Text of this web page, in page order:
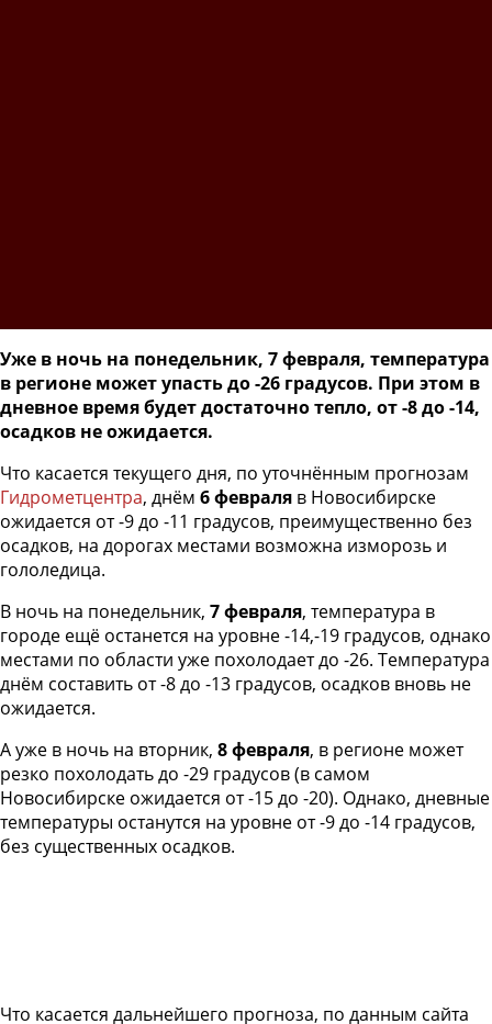
Уже в ночь на понедельник, 7 февраля, температура
в регионе может упасть до -26 градусов. При этом в
дневное время будет достаточно тепло, от -8 до -14,
осадков не ожидается.
Что касается текущего дня, по уточнённым прогнозам
Гидрометцентра, днём 6 февраля в Новосибирске
ожидается от -9 до -11 градусов, преимущественно без
осадков, на дорогах местами возможна изморозь и
гололедица.
В ночь на понедельник, 7 февраля, температура в
городе ещё останется на уровне -14,-19 градусов, однако
местами по области уже похолодает до -26. Температура
днём составить от -8 до -13 градусов, осадков вновь не
ожидается.
А уже в ночь на вторник, 8 февраля, в регионе может
резко похолодать до -29 градусов (в самом
Новосибирске ожидается от -15 до -20). Однако, дневные
температуры останутся на уровне от -9 до -14 градусов,
без существенных осадков.
Что касается дальнейшего прогноза, по данным сайта